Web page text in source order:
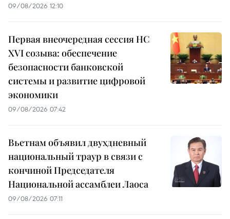
09/08/2026 12:10
Первая внеочередная сессия НС
XVI созыва: обеспечение
безопасности банковской
системы и развитие цифровой
экономики
09/08/2026 07:42
Вьетнам объявил двухдневный
национальный траур в связи с
кончиной Председателя
Национальной ассамблеи Лаоса
09/08/2026 07:11